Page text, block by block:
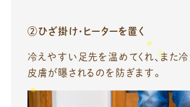
②ひざ掛け・ヒーターを置く
冷えやすい足先を温めてくれ、また
皮膚が曝されるのを防ぎます。